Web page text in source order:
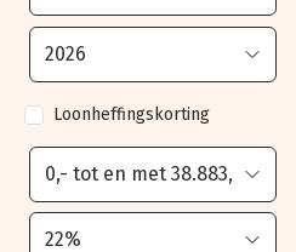
Loonheffingskorting